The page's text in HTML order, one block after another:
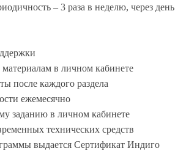
– 3 раза в неделю, через день
в личном кабинете
после каждого раздела
ежемесячно
заданию в личном кабинете
технических средств
выдается Сертификат Индиго